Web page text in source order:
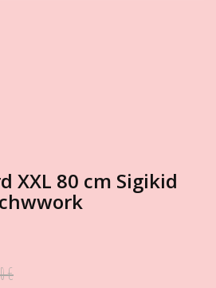
XXL 80 cm Sigikid
€